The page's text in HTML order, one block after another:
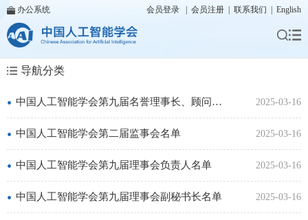
办公系统 会员登录 会员注册 联系我们 English
导航分类
• 中国人工智能学会第九届名誉理事长、顾问、名誉副理事长名单 2025-03-16
• 中国人工智能学会第二届监事会名单 2025-03-16
• 中国人工智能学会第九届理事会负责人名单 2025-03-16
• 中国人工智能学会第九届理事会副秘书长名单 2025-03-16